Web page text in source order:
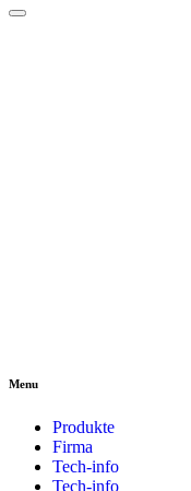
Menu
Produkte
Firma
Tech-info
Tech-info